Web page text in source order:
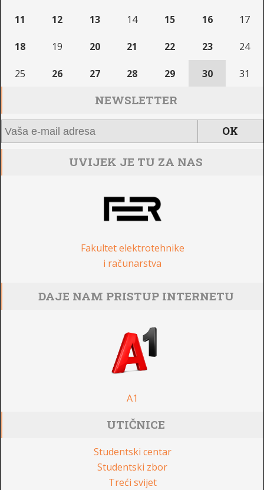
11 12 13 14 15 16 17
18 19 20 21 22 23 24
25 26 27 28 29 30 31
NEWSLETTER
UVIJEK JE TU ZA NAS
Fakultet elektrotehnike
i računarstva
DAJE NAM PRISTUP INTERNETU
A1
UTIČNICE
Studentski centar
Studentski zbor
Treći svijet